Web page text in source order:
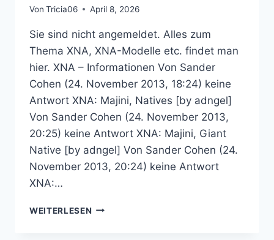
Von Tricia06 April 8, 2026
Sie sind nicht angemeldet. Alles zum
Thema XNA, XNA-Modelle etc. findet man
hier. XNA – Informationen Von Sander
Cohen (24. November 2013, 18:24) keine
Antwort XNA: Majini, Natives [by adngel]
Von Sander Cohen (24. November 2013,
20:25) keine Antwort XNA: Majini, Giant
Native [by adngel] Von Sander Cohen (24.
November 2013, 20:24) keine Antwort
XNA:…
WEITERLESEN XNA